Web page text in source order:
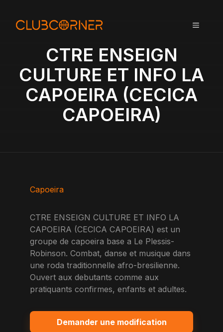
MENU
CTRE ENSEIGN
CULTURE ET INFO LA
CAPOEIRA (CECICA
CAPOEIRA)
Capoeira
CTRE ENSEIGN CULTURE ET INFO LA
CAPOEIRA (CECICA CAPOEIRA) est un
groupe de capoeira base a Le Plessis-
Robinson. Combat, danse et musique dans
une roda traditionnelle afro-bresilienne.
Ouvert aux debutants comme aux
pratiquants confirmes, enfants et adultes.
Demander une modification